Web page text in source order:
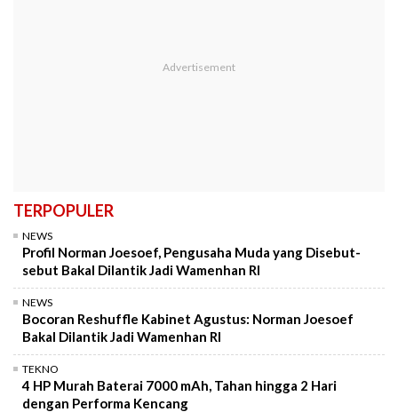
TERPOPULER
NEWS
Profil Norman Joesoef, Pengusaha Muda yang Disebut-
sebut Bakal Dilantik Jadi Wamenhan RI
NEWS
Bocoran Reshuffle Kabinet Agustus: Norman Joesoef
Bakal Dilantik Jadi Wamenhan RI
TEKNO
4 HP Murah Baterai 7000 mAh, Tahan hingga 2 Hari
dengan Performa Kencang